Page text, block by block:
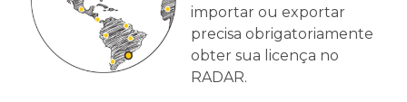
importar ou exportar
precisa obrigatoriamente
obter sua licença no
RADAR.